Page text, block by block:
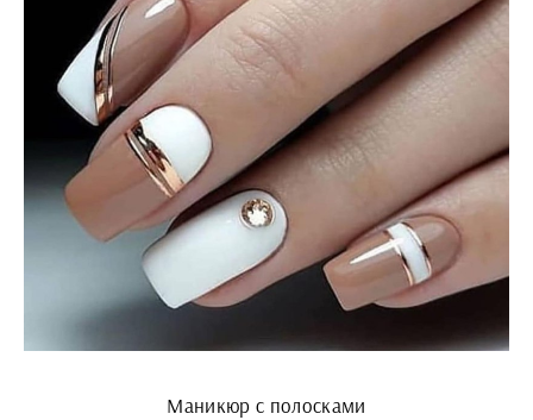
Маникюр с полосками